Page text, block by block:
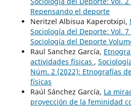
Repensando el deporte
Neritzel Albisua Kaperotxipi,
Sociología del Deporte: Vol.
Sociología del Deporte
Raul Sanchez García,
actividades físicas ,
Núm. 2 (2022): Etnografías
físicas
Raúl Sánchez García, La
proyección de la feminidad